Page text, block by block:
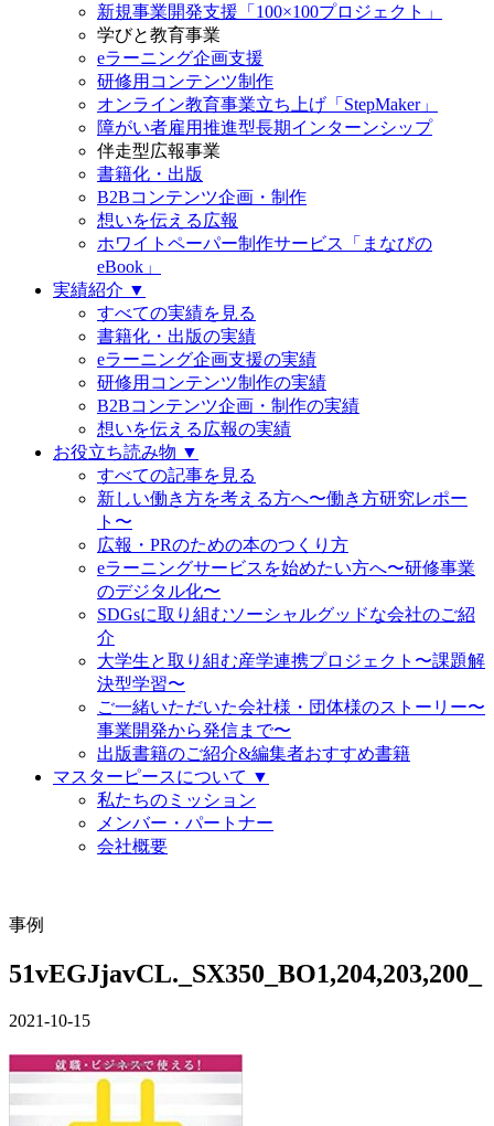
新規事業開発支援「100×100プロジェクト」
学びと教育事業
eラーニング企画支援
研修用コンテンツ制作
オンライン教育事業立ち上げ「StepMaker」
障がい者雇用推進型長期インターンシップ
伴走型広報事業
書籍化・出版
B2Bコンテンツ企画・制作
想いを伝える広報
ホワイトペーパー制作サービス「まなびの
eBook」
実績紹介 ▼
すべての実績を見る
書籍化・出版の実績
eラーニング企画支援の実績
研修用コンテンツ制作の実績
B2Bコンテンツ企画・制作の実績
想いを伝える広報の実績
お役立ち読み物 ▼
すべての記事を見る
新しい働き方を考える方へ〜働き方研究レポー
ト〜
広報・PRのための本のつくり方
eラーニングサービスを始めたい方へ〜研修事業
のデジタル化〜
SDGsに取り組むソーシャルグッドな会社のご紹
介
大学生と取り組む産学連携プロジェクト〜課題解
決型学習〜
ご一緒いただいた会社様・団体様のストーリー〜
事業開発から発信まで〜
出版書籍のご紹介&編集者おすすめ書籍
マスターピースについて ▼
私たちのミッション
メンバー・パートナー
会社概要
事例
51vEGJjavCL._SX350_BO1,204,203,200_
2021-10-15